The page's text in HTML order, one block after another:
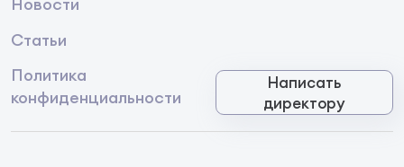
Новости
Статьи
Политика
конфиденциальности
Написать
директору